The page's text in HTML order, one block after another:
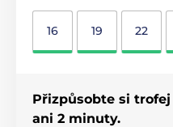
16 19 22
Přizpůsobte si
ani 2 minuty.